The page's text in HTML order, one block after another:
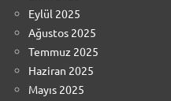
Eylül 2025
Ağustos 2025
Temmuz 2025
Haziran 2025
Mayıs 2025